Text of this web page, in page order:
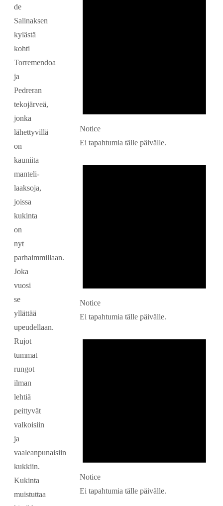
de
Salinaksen
kylästä
kohti
Torremendoa
ja
Pedreran
tekojärveä,
jonka
lähettyvillä
on
kauniita
manteli-
laaksoja,
joissa
kukinta
on
nyt
parhaimmillaan.
Joka
vuosi
se
yllättää
upeudellaan.
Rujot
tummat
rungot
ilman
lehtiä
peittyvät
valkoisiin
ja
vaaleanpunaisiin
kukkiin.
Kukinta
muistuttaa
Notice
Ei tapahtumia tälle päivälle.
Notice
Ei tapahtumia tälle päivälle.
Notice
Ei tapahtumia tälle päivälle.